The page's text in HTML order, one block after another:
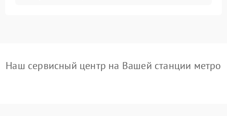
Наш сервисный центр на Вашей станции метро